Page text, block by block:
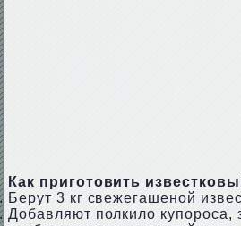
Как приготовить
Берут 3 кг свежегашеной
Добавляют полкило купороса,